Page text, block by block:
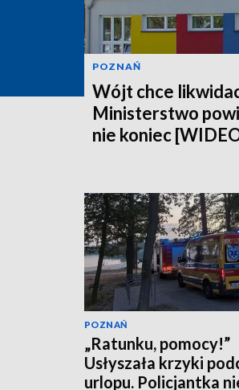
POZNAŃ
Wójt chce
Ministerstwo
nie koniec
POZNAŃ
„Ratunku, pomocy!”
Usłyszała krzyki
urlopu. Policjantka